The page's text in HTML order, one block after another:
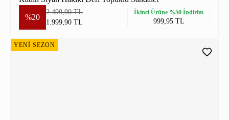
%20
2.499,90 TL
1.999,90 TL
İkinci Ürüne %50 İndirim
999,95 TL
YENİ SEZON